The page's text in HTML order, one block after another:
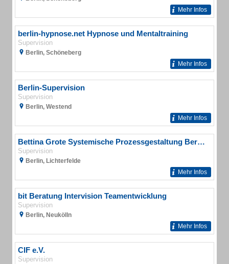
Mehr Infos
berlin-hypnose.net Hypnose und Mentaltraining
Supervision
Berlin, Schöneberg
Mehr Infos
Berlin-Supervision
Supervision
Berlin, Westend
Mehr Infos
Bettina Grote Systemische Prozessgestaltung Beratung und Weiterbildung In Naturräuman
Supervision
Berlin, Lichterfelde
Mehr Infos
bit Beratung Intervision Teamentwicklung
Supervision
Berlin, Neukölln
Mehr Infos
CIF e.V.
Supervision